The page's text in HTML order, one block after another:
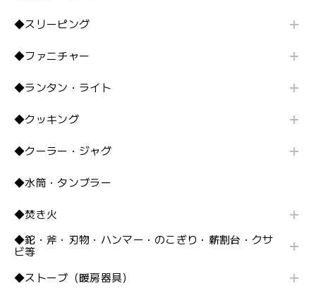
◆スリーピング
◆ファニチャー
◆ランタン・ライト
◆クッキング
◆クーラー・ジャグ
◆水筒・タンブラー
◆焚き火
◆鉈・斧・刃物・ハンマー・のこぎり・薪割台・クサ
ビ等
◆ストーブ（暖房器具）